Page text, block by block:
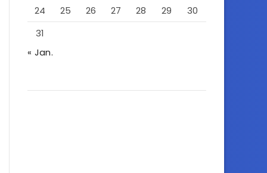
24
25 26 27 28 29
30
31
« Jan.